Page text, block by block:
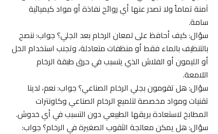
آمنة تماماً ولا تصدر عنها أي روائح نفاذة أو مواد كيميائية
سامة.
سؤال: كيف أحافظ على لمعان الرخام بعد الجلي؟ جواب: ننصح
بالتنظيف بالماء فقط أو منظفات متعادلة، وتجنب استخدام الخل
أو الليمون أو الفلاش الذي يتسبب في حرق طبقة الرخام
اللامعة.
سؤال: هل تقومون بجلي الرخام الصناعي؟ جواب: نعم، لدينا
تقنيات ومواد مخصصة لتلميع الرخام الصناعي وكاونترات
المطابخ لاستعادة بريقها الطبيعي دون التسبب في أي خدوش.
سؤال: هل يمكن معالجة الثقوب الصغيرة في الرخام؟ جواب: